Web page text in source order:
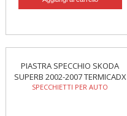
PIASTRA SPECCHIO SKODA
SUPERB 2002-2007 TERMICADX
SPECCHIETTI PER AUTO